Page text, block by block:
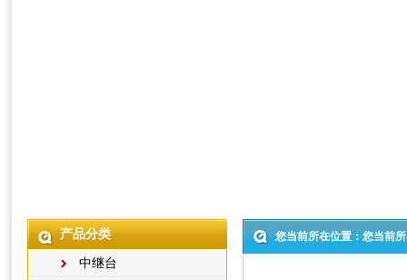
产品分类
中继台
您当前所在位置：您当前